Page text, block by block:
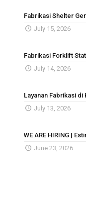
Fabrikasi Shelter
July 15, 2026
Fabrikasi Forklift
July 14, 2026
Layanan Fabrikasi di
July 13, 2026
WE ARE HIRING |
June 23, 2026